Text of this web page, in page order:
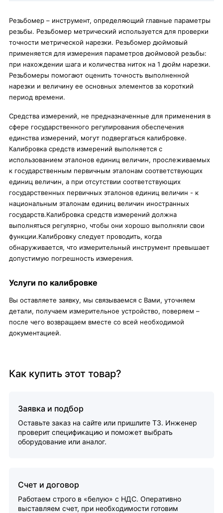
Резьбомер – инструмент, определяющий главные параметры
резьбы. Резьбомер метрический используется для проверки
точности метрической нарезки. Резьбомер дюймовый
применяется для измерения параметров дюймовой резьбы:
при нахождении шага и количества ниток на 1 дюйм нарезки.
Резьбомеры помогают оценить точность выполненной
нарезки и величину ее основных элементов за короткий
период времени.
Средства измерений, не предназначенные для применения в
сфере государственного регулирования обеспечения
единства измерений, могут подвергаться калибровке.
Калибровка средств измерений выполняется с
использованием эталонов единиц величин, прослеживаемых
к государственным первичным эталонам соответствующих
единиц величин, а при отсутствии соответствующих
государственных первичных эталонов единиц величин - к
национальным эталонам единиц величин иностранных
государств.Калибровка средств измерений должна
выполняться регулярно, чтобы они хорошо выполняли свои
функции.Калибровку следует проводить, когда
обнаруживается, что измерительный инструмент превышает
допустимую погрешность измерения.
Услуги по калибровке
Вы оставляете заявку, мы связываемся с Вами, уточняем
детали, получаем измерительное устройство, поверяем –
после чего возвращаем вместе со всей необходимой
документацией.
Как купить этот товар?
Заявка и подбор
Оставьте заказ на сайте или пришлите ТЗ. Инженер
проверит спецификацию и поможет выбрать
оборудование или аналог.
Счет и договор
Работаем строго в «белую» с НДС. Оперативно
выставляем счет, при необходимости готовим